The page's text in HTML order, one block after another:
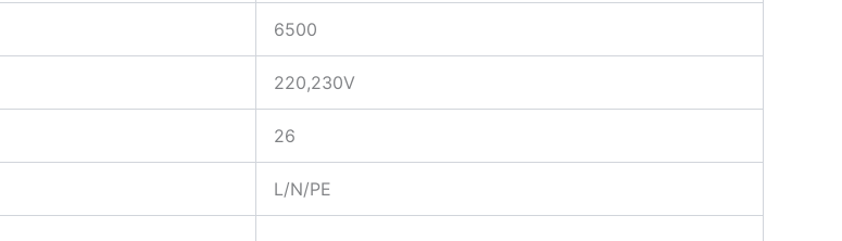
6500
220,230V
26
L/N/PE